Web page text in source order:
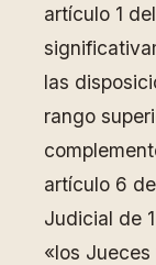
artículo 1
las
rango
artículo 6
Judicial de
«los